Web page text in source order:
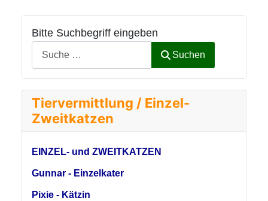
Bitte Suchbegriff eingeben
Suchen
Tiervermittlung / Einzel-
Zweitkatzen
EINZEL- und ZWEITKATZEN
Gunnar - Einzelkater
Pixie - Kätzin